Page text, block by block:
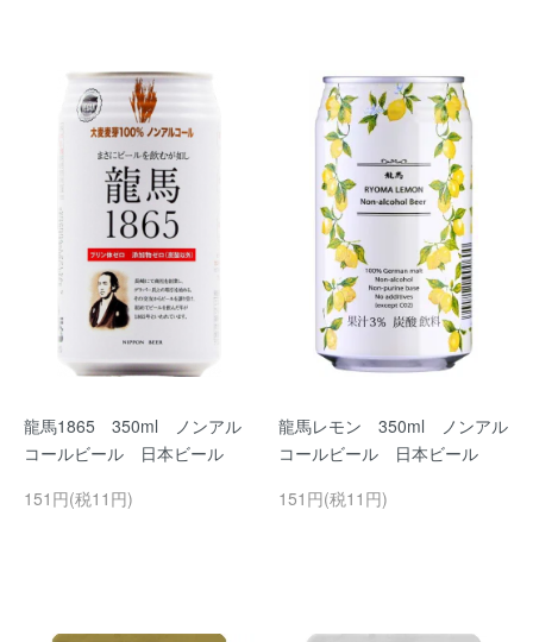
龍馬1865 350ml ノンアル
コールビール 日本ビール
151円(税11円)
龍馬レモン 350ml ノンアル
コールビール 日本ビール
151円(税11円)